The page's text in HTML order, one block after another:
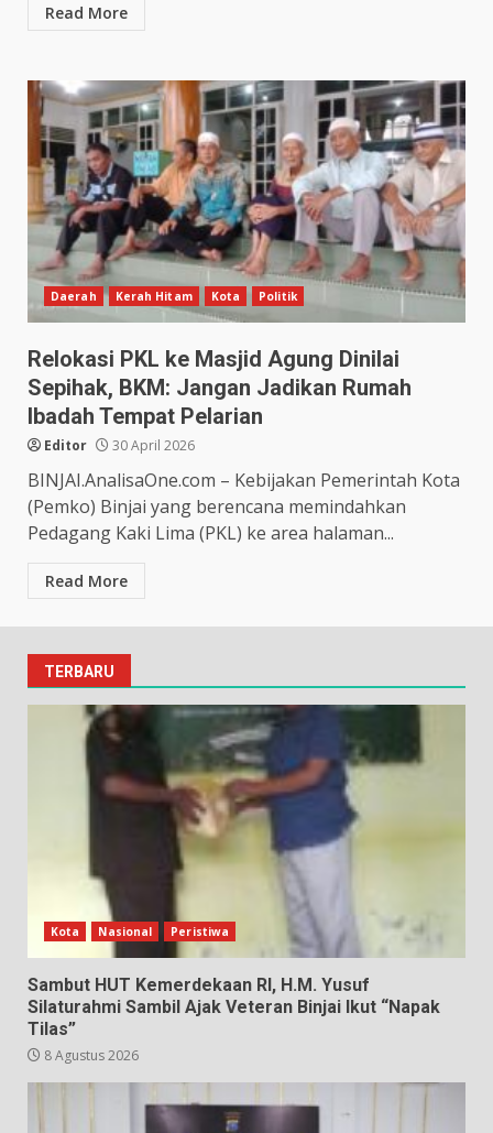
Read More
Daerah Kerah Hitam Kota Politik
Relokasi PKL ke Masjid Agung Dinilai
Sepihak, BKM: Jangan Jadikan Rumah
Ibadah Tempat Pelarian
Editor 30 April 2026
BINJAI.AnalisaOne.com – Kebijakan Pemerintah Kota
(Pemko) Binjai yang berencana memindahkan
Pedagang Kaki Lima (PKL) ke area halaman...
Read More
TERBARU
Kota Nasional Peristiwa
Sambut HUT Kemerdekaan RI, H.M. Yusuf
Silaturahmi Sambil Ajak Veteran Binjai Ikut “Napak
Tilas”
8 Agustus 2026